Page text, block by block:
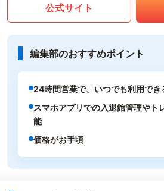
公式サイト
編集部のおすすめポイント
24時間営業で、いつでも利用でき
スマホアプリでの入退館管理やト
能
価格がお手頃